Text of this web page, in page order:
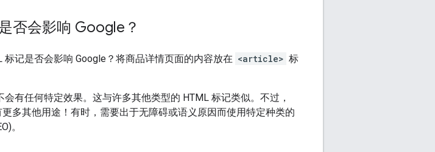
否会影响 Google？
标记是否会影响 Google？将商品详情页面的内容放在 <article> 标
会有任何特定效果。这与许多其他类型的 HTML 标记类似。不过，
多其他用途！有时，需要出于无障碍或语义原因而使用特定种类的
。